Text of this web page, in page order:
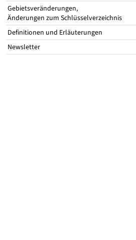
Gebietsveränderungen,
Änderungen zum Schlüsselverzeichnis
Definitionen und Erläuterungen
Newsletter